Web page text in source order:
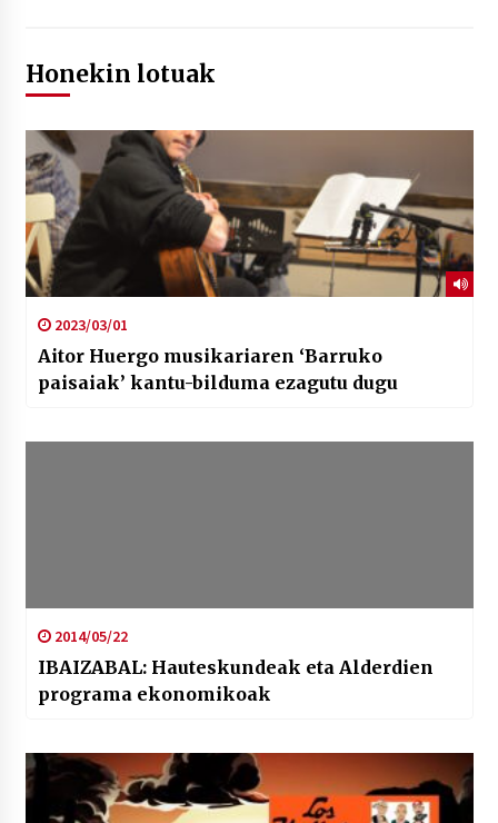
Honekin lotuak
2023/03/01
Aitor Huergo musikariaren ‘Barruko
paisaiak’ kantu-bilduma ezagutu dugu
2014/05/22
IBAIZABAL: Hauteskundeak eta Alderdien
programa ekonomikoak